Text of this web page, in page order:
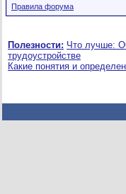
Правила форума
Полезности: Что лучше:
трудоустройстве
Какие понятия и